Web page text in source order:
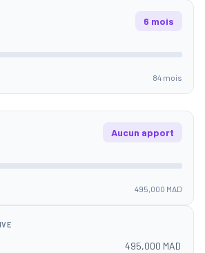
6 mois
84 mois
Aucun apport
495,000 MAD
495,000 MAD